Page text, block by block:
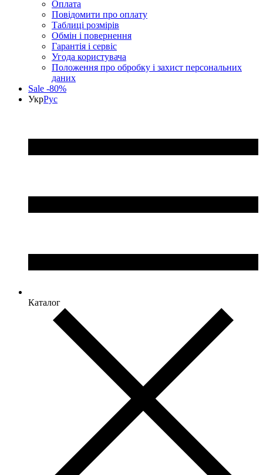
Оплата
Повідомити про оплату
Таблиці розмірів
Обмін і повернення
Гарантія і сервіс
Угода користувача
Положення про обробку і захист персональних
даних
Sale -80%
УкрРус
Каталог